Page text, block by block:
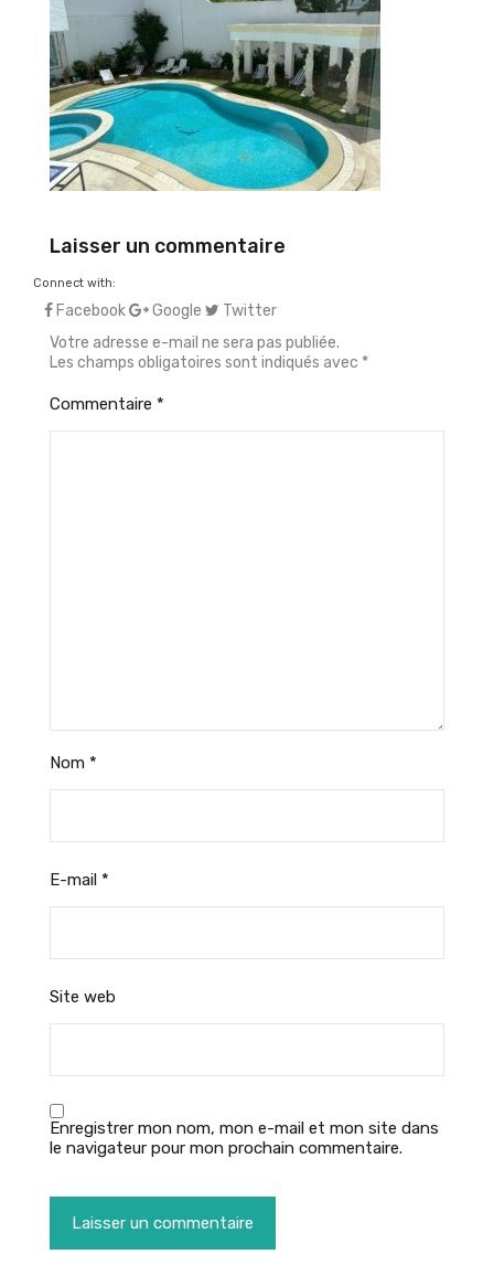
Laisser un commentaire
Connect with:
Facebook Google
Twitter
Votre adresse e-mail ne sera pas publiée.
Les champs obligatoires sont indiqués avec *
Commentaire *
Nom *
E-mail *
Site web
Enregistrer mon nom, mon e-mail et mon site dans
le navigateur pour mon prochain commentaire.